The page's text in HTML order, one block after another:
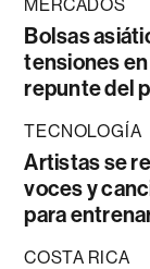
MERCADOS
Bolsas
tensiones
repunte del
TECNOLOGÍA
Artistas se
voces y
para
COSTA RICA